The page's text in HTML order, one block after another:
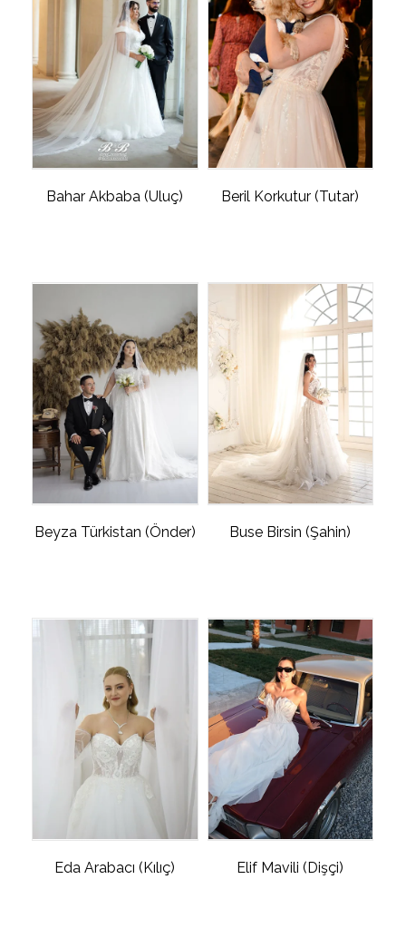
Bahar Akbaba (Uluç) Beril Korkutur (Tutar)
Beyza Türkistan (Önder) Buse Birsin (Şahin)
Eda Arabacı (Kılıç) Elif Mavili (Dişçi)